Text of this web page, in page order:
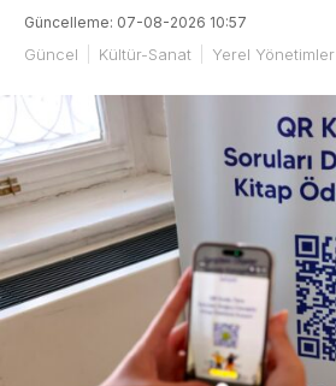
Güncelleme: 07-08-2026 10:57
Güncel Kültür-Sanat Yerel Yönetimler